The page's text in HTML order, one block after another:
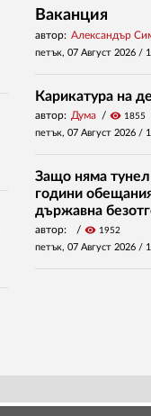
Ваканция
автор: Александър
петък, 07 Август 2026 /
Карикатура на
автор: Дума visibility 1855
петък, 07 Август 2026 /
Защо няма
години
държавна
автор: visibility 1952
петък, 07 Август 2026 /